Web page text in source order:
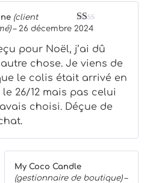
Note
sur
5
(client
– 26 décembre 2024
pour Noël, j’ai dû
chose. Je viens de
le colis était arrivé en
le 26/12 mais pas celui
choisi. Déçue de
My Coco Candle
(gestionnaire de boutique) –